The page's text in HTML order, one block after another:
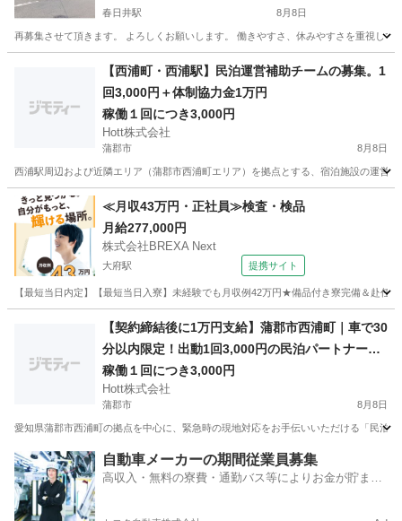
春日井駅 8月8日
再募集させて頂きます。 よろしくお願いします。 働きやすさ、休みやすさを重視し
春日井駅 その他 時給
【西浦町・西浦駅】民泊運営補助チームの募集。1
回3,000円＋体制協力金1万円
稼働１回につき3,000円
Hott株式会社
蒲郡市 8月8日
西浦駅周辺および近隣エリア（蒲郡市西浦町エリア）を拠点とする、宿泊施設の運営
愛知 蒲郡市 その他 宿泊施設
≪月収43万円・正社員≫検査・検品
月給277,000円
株式会社BREXA Next
大府駅 提携サイト
【最短当日内定】【最短当日入寮】未経験でも月収例42万円★備品付き寮完備＆赴
大府駅 その他
【契約締結後に1万円支給】蒲郡市西浦町｜車で30
分以内限定！出動1回3,000円の民泊パートナー募
集
稼働１回につき3,000円
Hott株式会社
蒲郡市 8月8日
愛知県蒲郡市西浦町の拠点を中心に、緊急時の現地対応をお手伝いいただける「民泊
愛知 蒲郡市 軽作業 保健所
自動車メーカーの期間従業員募集
高収入・無料の寮費・通勤バス等によりお金が貯まり